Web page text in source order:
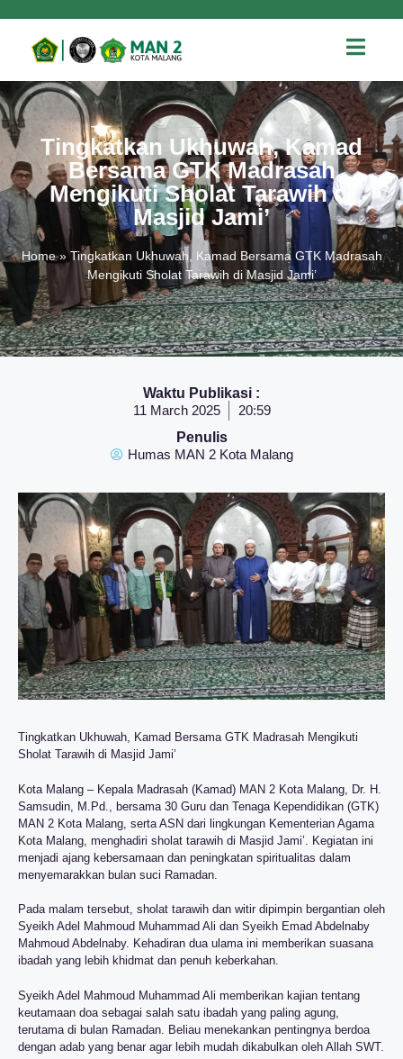
Tingkatkan Ukhuwah, Kamad
Bersama GTK Madrasah
Mengikuti Sholat Tarawih di
Masjid Jami’
Home»Tingkatkan Ukhuwah, Kamad Bersama GTK Madrasah
Mengikuti Sholat Tarawih di Masjid Jami’
Waktu Publikasi :
11 March 2025
20:59
Penulis
Humas MAN 2 Kota Malang
Tingkatkan Ukhuwah, Kamad Bersama GTK Madrasah Mengikuti
Sholat Tarawih di Masjid Jami’
Kota Malang – Kepala Madrasah (Kamad) MAN 2 Kota Malang, Dr. H.
Samsudin, M.Pd., bersama 30 Guru dan Tenaga Kependidikan (GTK)
MAN 2 Kota Malang, serta ASN dari lingkungan Kementerian Agama
Kota Malang, menghadiri sholat tarawih di Masjid Jami’. Kegiatan ini
menjadi ajang kebersamaan dan peningkatan spiritualitas dalam
menyemarakkan bulan suci Ramadan.
Pada malam tersebut, sholat tarawih dan witir dipimpin bergantian oleh
Syeikh Adel Mahmoud Muhammad Ali dan Syeikh Emad Abdelnaby
Mahmoud Abdelnaby. Kehadiran dua ulama ini memberikan suasana
ibadah yang lebih khidmat dan penuh keberkahan.
Syeikh Adel Mahmoud Muhammad Ali memberikan kajian tentang
keutamaan doa sebagai salah satu ibadah yang paling agung,
terutama di bulan Ramadan. Beliau menekankan pentingnya berdoa
dengan adab yang benar agar lebih mudah dikabulkan oleh Allah SWT.